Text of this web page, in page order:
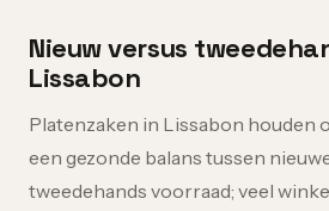
Nieuw versus
Lissabon
Platenzaken in Lissabon houden
een gezonde balans tussen
tweedehands voorraad; veel